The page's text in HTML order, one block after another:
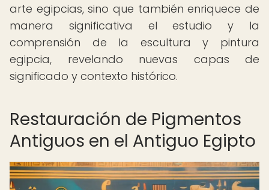
arte egipcias, sino que también enriquece de
manera significativa el estudio y la
comprensión de la escultura y pintura
egipcia, revelando nuevas capas de
significado y contexto histórico.
Restauración de Pigmentos
Antiguos en el Antiguo Egipto